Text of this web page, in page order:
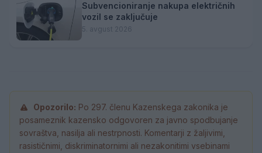
Subvencioniranje nakupa električnih
vozil se zaključuje
5. avgust 2026
Opozorilo: Po 297. členu Kazenskega zakonika je
posameznik kazensko odgovoren za javno spodbujanje
sovraštva, nasilja ali nestrpnosti. Komentarji z žaljivimi,
rasističnimi, diskriminatornimi ali nezakonitimi vsebinami